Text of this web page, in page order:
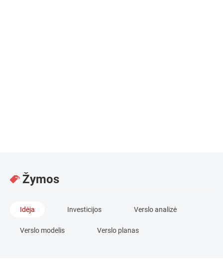
Žymos
Idėja Investicijos Verslo analizė
Verslo modelis Verslo planas